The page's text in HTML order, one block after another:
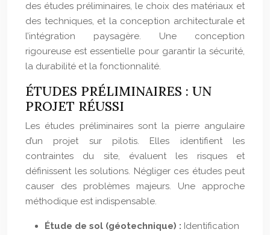
des études préliminaires, le choix des matériaux et
des techniques, et la conception architecturale et
l’intégration paysagère. Une conception
rigoureuse est essentielle pour garantir la sécurité,
la durabilité et la fonctionnalité.
ÉTUDES PRÉLIMINAIRES : UN
PROJET RÉUSSI
Les études préliminaires sont la pierre angulaire
d’un projet sur pilotis. Elles identifient les
contraintes du site, évaluent les risques et
définissent les solutions. Négliger ces études peut
causer des problèmes majeurs. Une approche
méthodique est indispensable.
Étude de sol (géotechnique) : Identification